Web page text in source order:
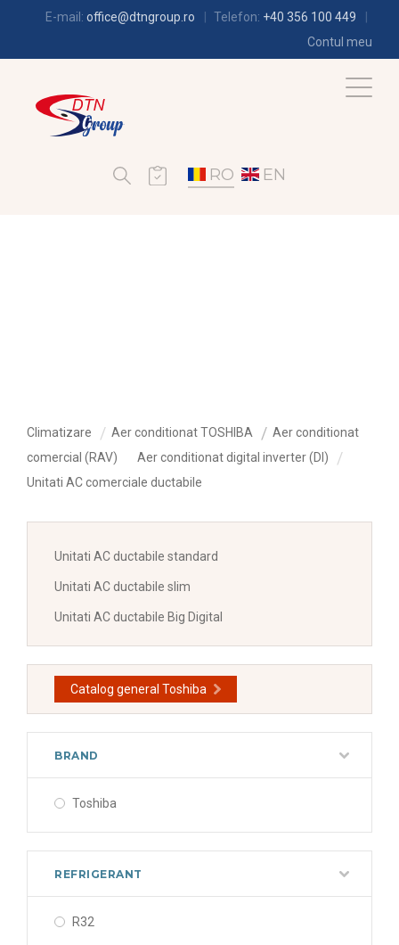
E-mail: office@dtngroup.ro Telefon: +40 356 100 449
Contul meu
RO EN
Climatizare Aer conditionat TOSHIBA
Aer conditionat
comercial (RAV)
Aer conditionat digital inverter (DI)
Unitati AC comerciale ductabile
Unitati AC ductabile standard
Unitati AC ductabile slim
Unitati AC ductabile Big Digital
Catalog general Toshiba
BRAND
Toshiba
REFRIGERANT
R32